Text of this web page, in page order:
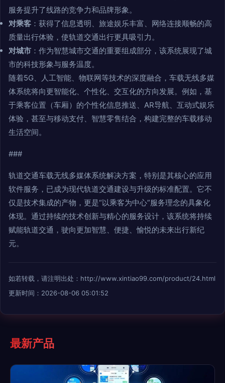
服务提升了线路的竞争力和品牌形象。
对乘客 ：获得了信息透明、旅途娱乐丰富、网络连接顺畅的高
质量出行体验，使轨道交通出行更具吸引力。
对城市 ：作为智慧城市交通的重要组成部分，该系统展现了城
市的科技形象与服务温度。
随着5G、人工智能、物联网等技术的深度融合，车载无线多媒
体系统将向更智能化、个性化、交互化的方向发展。例如，基
于乘客位置（车厢）的个性化信息推送、AR导航、互动式娱乐
体验，甚至与移动支付、智慧零售结合，构建完整的车载移动
生活空间。
###
轨道交通车载无线多媒体系统解决方案，特别是其核心的应用
软件服务，已成为现代轨道交通建设与升级的标准配置。它不
仅是技术集成的产物，更是“以乘客为中心”服务理念的具象化
体现。通过持续的技术创新与精心的服务设计，该系统将持续
赋能轨道交通，驶向更加智慧、便捷、愉悦的未来出行新纪
元。
如若转载，请注明出处：http://www.xintiao99.com/product/24.html
更新时间：2026-08-06 05:01:52
最新产品